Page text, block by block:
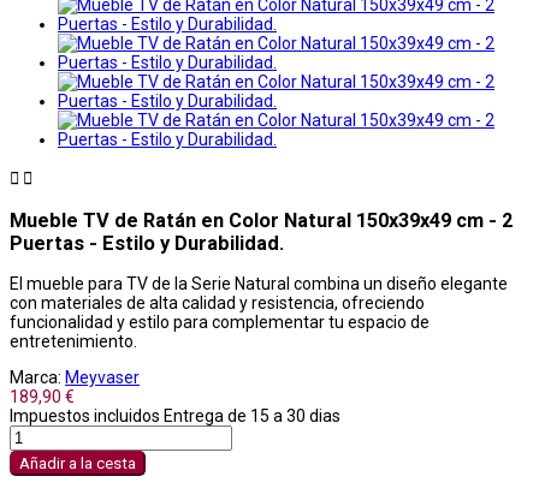
 
Mueble TV de Ratán en Color Natural 150x39x49 cm - 2
Puertas - Estilo y Durabilidad.
El mueble para TV de la Serie Natural combina un diseño elegante
con materiales de alta calidad y resistencia, ofreciendo
funcionalidad y estilo para complementar tu espacio de
entretenimiento.
Marca: Meyvaser
189,90 €
Impuestos incluidos Entrega de 15 a 30 dias
Añadir a la cesta